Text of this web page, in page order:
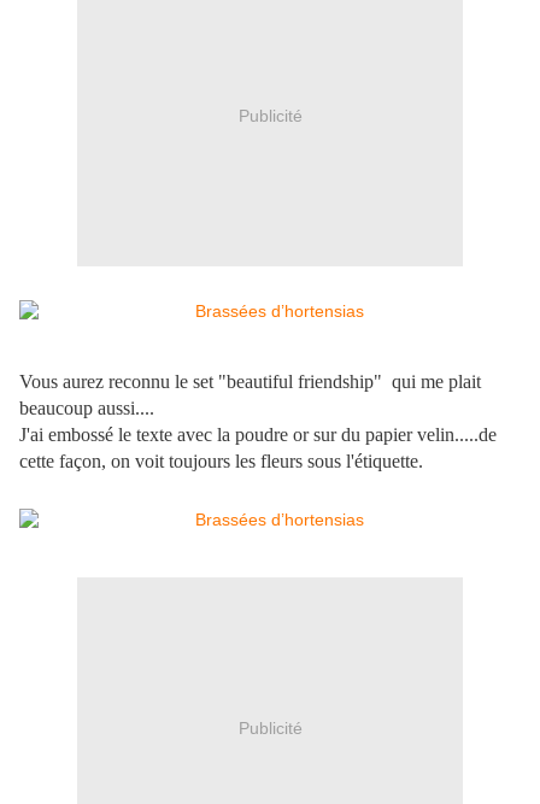
Publicité
Vous aurez reconnu le set "beautiful friendship" qui me plait
beaucoup aussi....
J'ai embossé le texte avec la poudre or sur du papier velin.....de
cette façon, on voit toujours les fleurs sous l'étiquette.
Publicité